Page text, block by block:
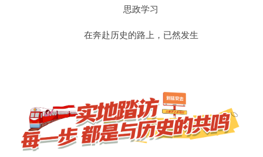
思政学习
在奔赴历史的路上，已然发生